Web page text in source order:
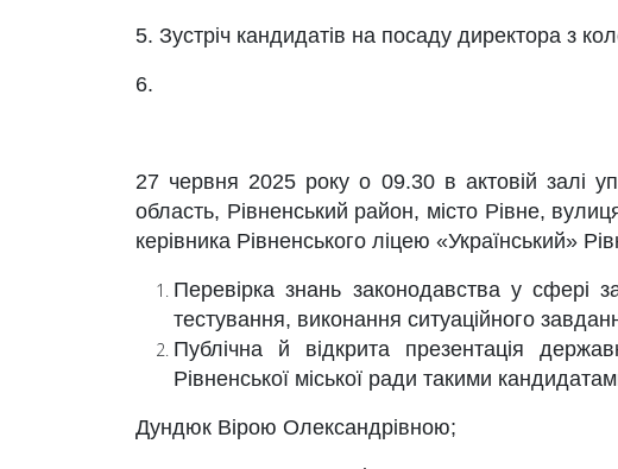
5. Зустріч кандидатів на посаду директора з
6.
27 червня 2025 року о 09.30 в актовій залі
область, Рівненський район, місто Рівне,
керівника Рівненського ліцею «Український»
Перевірка знань законодавства у сфері
тестування, виконання ситуаційного
Публічна й відкрита презентація
Рівненської міської ради такими
Дундюк Вірою Олександрівною;